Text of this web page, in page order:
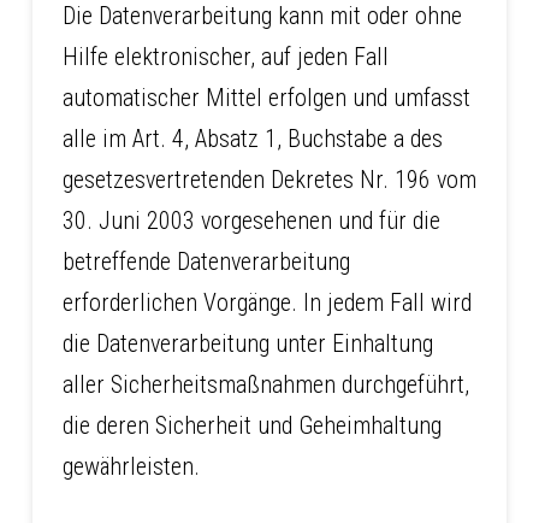
Die Datenverarbeitung kann mit oder ohne
Hilfe elektronischer, auf jeden Fall
automatischer Mittel erfolgen und umfasst
alle im Art. 4, Absatz 1, Buchstabe a des
gesetzesvertretenden Dekretes Nr. 196 vom
30. Juni 2003 vorgesehenen und für die
betreffende Datenverarbeitung
erforderlichen Vorgänge. In jedem Fall wird
die Datenverarbeitung unter Einhaltung
aller Sicherheitsmaßnahmen durchgeführt,
die deren Sicherheit und Geheimhaltung
gewährleisten.